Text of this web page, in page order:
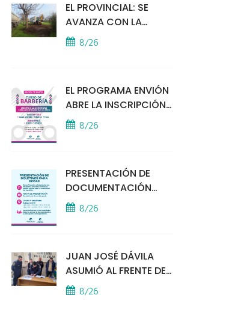
EL PROVINCIAL: SE
AVANZA CON LA
INSTALACIÓN DEL
MÓDULO POLICIAL
8/26
EL PROGRAMA ENVIÓN
ABRE LA INSCRIPCIÓN
A UN CURSO DE
BARBERÍA
8/26
PRESENTACIÓN DE
DOCUMENTACIÓN
PARA BECAS
EDUCATIVAS
8/26
JUAN JOSÉ DÁVILA
ASUMIÓ AL FRENTE DE
LA POLICÍA COMUNAL
8/26